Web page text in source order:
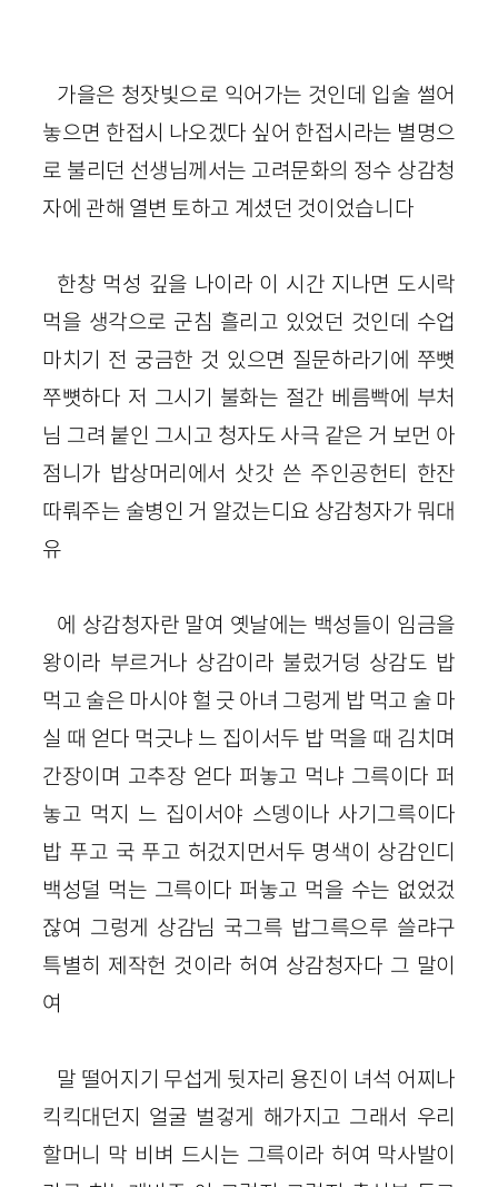
가을은 청잣빛으로 익어가는 것인데 입술 썰어
놓으면 한접시 나오겠다 싶어 한접시라는 별명으
로 불리던 선생님께서는 고려문화의 정수 상감청
자에 관해 열변 토하고 계셨던 것이었습니다
한창 먹성 깊을 나이라 이 시간 지나면 도시락
먹을 생각으로 군침 흘리고 있었던 것인데 수업
마치기 전 궁금한 것 있으면 질문하라기에 쭈뼛
쭈뼛하다 저 그시기 불화는 절간 베름빡에 부처
님 그려 붙인 그시고 청자도 사극 같은 거 보먼 아
점니가 밥상머리에서 삿갓 쓴 주인공헌티 한잔
따뤄주는 술병인 거 알겄는디요 상감청자가 뭐대
유
에 상감청자란 말여 옛날에는 백성들이 임금을
왕이라 부르거나 상감이라 불렀거덩 상감도 밥
먹고 술은 마시야 헐 긋 아녀 그렁게 밥 먹고 술 마
실 때 얻다 먹긋냐 느 집이서두 밥 먹을 때 김치며
간장이며 고추장 얻다 퍼놓고 먹냐 그륵이다 퍼
놓고 먹지 느 집이서야 스뎅이나 사기그륵이다
밥 푸고 국 푸고 허겄지먼서두 명색이 상감인디
백성덜 먹는 그륵이다 퍼놓고 먹을 수는 없었겄
잖여 그렁게 상감님 국그륵 밥그륵으루 쓸랴구
특별히 제작헌 것이라 허여 상감청자다 그 말이
여
말 떨어지기 무섭게 뒷자리 용진이 녀석 어찌나
킥킥대던지 얼굴 벌겋게 해가지고 그래서 우리
할머니 막 비벼 드시는 그륵이라 허여 막사발이